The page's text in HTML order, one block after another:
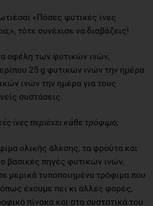
«Πόσες φυτικές ίνες
τότε συνέχισε να διαβάζεις!
οφέλη των φυτικών ινών,
25 g φυτικών ινών την ημέρα
ινών την ημέρα για τους
συστάσεις.
ίνες περιέχει κάθε τρόφιμο;
ολικής άλεσης, τα φρούτα και
βασικές πηγές φυτικών ινών.
μερικά τυποποιημένα τρόφιμα που
έχουμε πει κι άλλες φορές,
πίνακα και στα συστατικά του